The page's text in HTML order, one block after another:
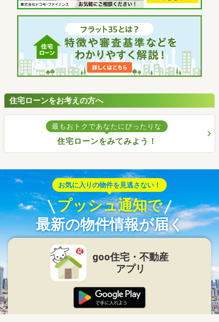
住宅ローンをお考えの方へ
最もおトクであなたにぴったりな
住宅ローンをみてみよう！
お気に入りの物件を見逃さない！
プッシュ通知で
最新の物件情報が届く
goo住宅・不動産
アプリ